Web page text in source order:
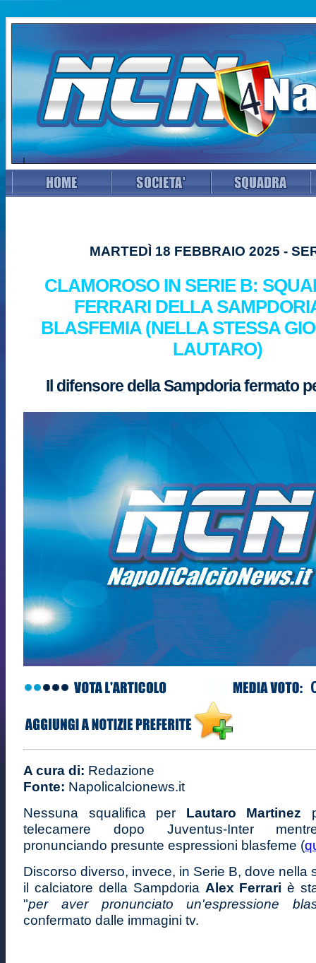
MARTEDÌ 18 FEBBRAIO 2025 -
CLAMOROSO IN SERIE B:
FERRARI DELLA
BLASFEMIA (NELLA STESSA
LAUTARO)
Il difensore della Sampdoria fermato
A cura di: Redazione
Fonte: Napolicalcionews.it
Nessuna squalifica per Lautaro Martinez
telecamere dopo Juventus-Inter
pronunciando presunte espressioni blasfeme (
Discorso diverso, invece, in Serie B, dove nella
il calciatore della Sampdoria Alex Ferrari è
"per aver pronunciato un'espressione
confermato dalle immagini tv.